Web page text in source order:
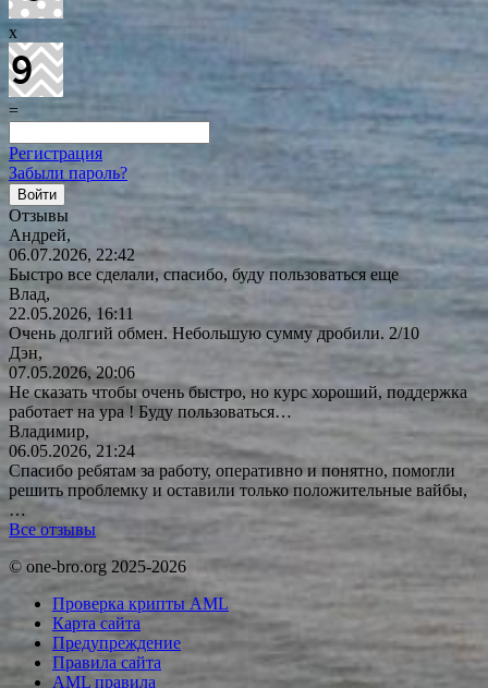
x
=
Регистрация
Забыли пароль?
Отзывы
Андрей,
06.07.2026, 22:42
Быстро все сделали, спасибо, буду пользоваться еще
Влад,
22.05.2026, 16:11
Очень долгий обмен. Небольшую сумму дробили. 2/10
Дэн,
07.05.2026, 20:06
Не сказать чтобы очень быстро, но курс хороший, поддержка
работает на ура ! Буду пользоваться…
Владимир,
06.05.2026, 21:24
Спасибо ребятам за работу, оперативно и понятно, помогли
решить проблемку и оставили только положительные вайбы,
…
Все отзывы
© one-bro.org 2025-2026
Проверка крипты AML
Карта сайта
Предупреждение
Правила сайта
AML правила